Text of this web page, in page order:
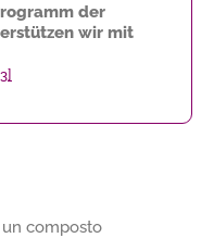
der
wir mit
un composto